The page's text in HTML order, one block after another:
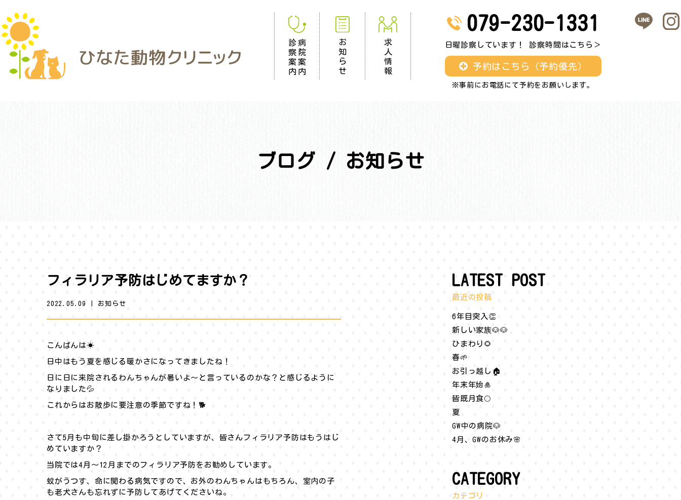
診
察
案
内
病
院
案
内
お
知
ら
せ
求
人
情
報
079-230-1331
日曜診察しています！ 診察時間はこちら＞
予約はこちら（予約優先）
※事前にお電話にて予約をお願いします。
ブログ / お知らせ
フィラリア予防はじめてますか？
2022.05.09 お知らせ
こんばんは☀︎
日中はもう夏を感じる暖かさになってきましたね！
日に日に来院されるわんちゃんが暑いよ〜と言っているのかな？と感じるように
なりました💦
これからはお散歩に要注意の季節ですね！🐕
さて5月も中旬に差し掛かろうとしていますが、皆さんフィラリア予防はもうはじ
めていますか？
当院では4月〜12月までのフィラリア予防をお勧めしています。
蚊がうつす、命に関わる病気ですので、お外のわんちゃんはもちろん、室内の子
も老犬さんも忘れずに予防してあげてくださいね。
LATEST POST
最近の投稿
6年目突入👏
新しい家族🐶🐶
ひまわり🌻
春🌱
お引っ越し🏠
年末年始🎍
皆既月食🌕
夏
GW中の病院🐶
4月、GWのお休み🌸
CATEGORY
カテゴリ